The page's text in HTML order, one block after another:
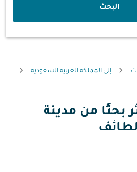
البحث
إلى المملكة العربية السعودية
بحثًا من مدينة
و/أو وجهة) أو التفاعل مع